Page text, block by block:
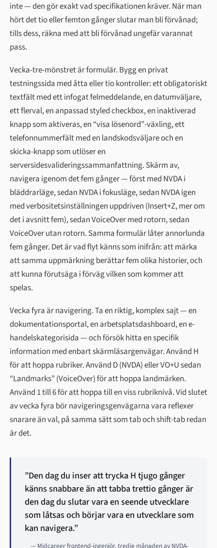
inte — den gör exakt vad specifikationen kräver. När man
hört det tio eller femton gånger slutar man bli förvånad;
tills dess, räkna med att bli förvånad ungefär varannat
pass.
Vecka-tre-mönstret är formulär. Bygg en privat
testningssida med åtta eller tio kontroller: ett obligatoriskt
textfält med ett infogat felmeddelande, en datumväljare,
ett flerval, en anpassad styled checkbox, en inaktiverad
knapp som aktiveras, en “visa lösenord”-växling, ett
telefonnummerfält med en landskodsväljare och en
skicka-knapp som utlöser en
serversidesvalideringssammanfattning. Skärm av,
navigera igenom det fem gånger — först med NVDA i
bläddrarläge, sedan NVDA i fokusläge, sedan NVDA igen
med verbositetsinställningen uppdriven (Insert+Z, mer om
det i avsnitt fem), sedan VoiceOver med rotorn, sedan
VoiceOver utan rotorn. Samma formulär låter annorlunda
fem gånger. Det är vad flyt känns som inifrån: att märka
att samma uppmärkning berättar fem olika historier, och
att kunna förutsäga i förväg vilken som kommer att
spelas.
Vecka fyra är navigering. Ta en riktig, komplex sajt — en
dokumentationsportal, en arbetsplatsdashboard, en e-
handelskategorisida — och försök hitta en specifik
information med enbart skärmläsargenvägar. Använd H
för att hoppa rubriker. Använd D (NVDA) eller VO+U sedan
“Landmarks” (VoiceOver) för att hoppa landmärken.
Använd 1 till 6 för att hoppa till en viss rubriknivå. Vid slutet
av vecka fyra bör navigeringsgenvägarna vara reflexer
snarare än val, på samma sätt som tab och shift-tab redan
är det.
”Den dag du inser att trycka H tjugo gånger
känns snabbare än att tabba trettio gånger är
den dag du slutar vara en seende utvecklare
som låtsas och börjar vara en utvecklare som
kan navigera.”
— Midcareer frontend-ingenjör, tredje månaden av NVDA-